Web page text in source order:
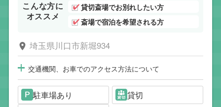
こんな方に
オススメ
貸切斎場でお別れしたい方
斎場で宿泊を希望される方
埼玉県川口市新堀934
交通機関、お車でのアクセス方法について
駐車場あり
貸切